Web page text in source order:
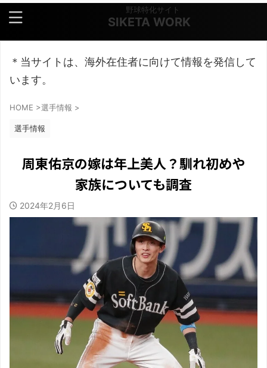
野球特化サイト
SIKETA WORK
＊当サイトは、海外在住者に向けて情報を発信して
います。
HOME >選手情報 >
選手情報
周東佑京の嫁は年上美人？馴れ初めや
家族についても調査
2024年2月6日